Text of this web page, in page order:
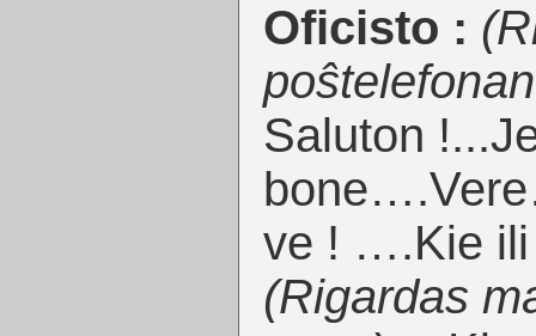
Oficisto :
Saluton
ve ! ….Kie ili
(Rigardas